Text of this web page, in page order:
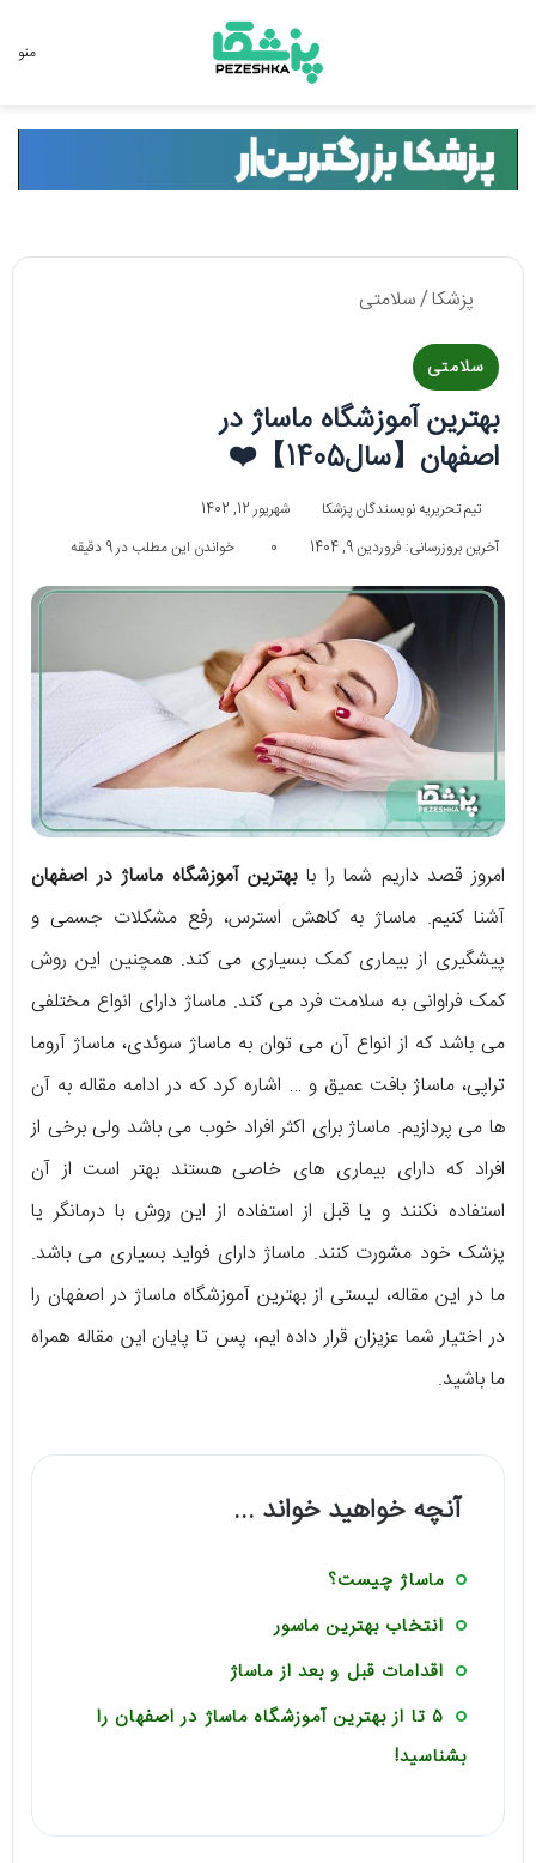
منو
پزشکا/سلامتی
سلامتی
بهترین آموزشگاه ماساژ در
اصفهان【سال1405】❤️
تیم تحریریه نویسندگان پزشکا
شهریور 12, 1402
آخرین بروزرسانی: فروردین 9, 1404
0 خواندن این مطلب در 9 دقیقه
امروز قصد داریم شما را بابهترین آموزشگاه ماساژ در اصفهان
آشنا کنیم. ماساژ به کاهش استرس، رفع مشکلات جسمی و
پیشگیری از بیماری کمک بسیاری می کند. همچنین این روش
کمک فراوانی به سلامت فرد می کند. ماساژ دارای انواع مختلفی
می باشد که از انواع آن می توان به ماساژ سوئدی، ماساژ آروما
تراپی، ماساژ بافت عمیق و … اشاره کرد که در ادامه مقاله به آن
ها می پردازیم. ماساژ برای اکثر افراد خوب می باشد ولی برخی از
افراد که دارای بیماری های خاصی هستند بهتر است از آن
استفاده نکنند و یا قبل از استفاده از این روش با درمانگر یا
پزشک خود مشورت کنند. ماساژ دارای فواید بسیاری می باشد.
ما در این مقاله، لیستی از بهترین آموزشگاه ماساژ در اصفهان را
در اختیار شما عزیزان قرار داده ایم، پس تا پایان این مقاله همراه
ما باشید.
آنچه خواهید خواند ...
ماساژ چیست؟
انتخاب بهترین ماسور
اقدامات قبل و بعد از ماساژ
۵ تا از بهترین آموزشگاه ماساژ در اصفهان را
بشناسید!